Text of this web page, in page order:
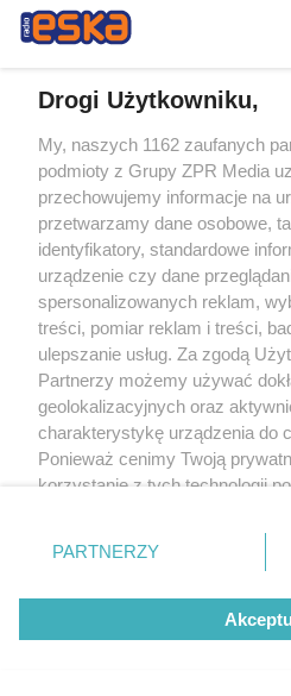
Drogi Użytkowniku,
My, naszych 1162 zaufanych
podmioty z Grupy ZPR Media
przechowujemy informacje na
przetwarzamy dane osobowe,
identyfikatory, standardowe
urządzenie czy dane
spersonalizowanych reklam,
treści, pomiar reklam i treści,
ulepszanie usług. Za zgodą
Partnerzy możemy używać
geolokalizacyjnych oraz
charakterystykę urządzenia do
Ponieważ cenimy Twoją
korzystanie z tych technologii
zmienić/wycofać klikając
znajdujący się w lewym dolnym
rodzaje przetwarzania danych
użytkownika, ale masz prawo
przetwarzaniu. Preferencje
PARTNERZY